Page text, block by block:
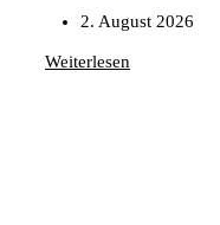
2. August 2026
Weiterlesen